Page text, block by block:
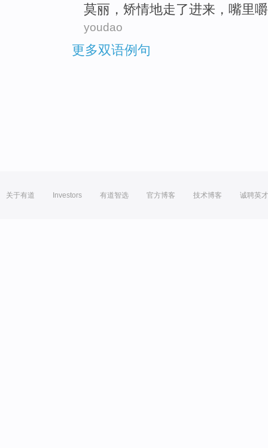
莫丽 ，矫情地走了进来 ， 嘴里嚼
youdao
更多双语例句
关于有道 Investors 有道智选 官方博客 技术博客 诚聘英才